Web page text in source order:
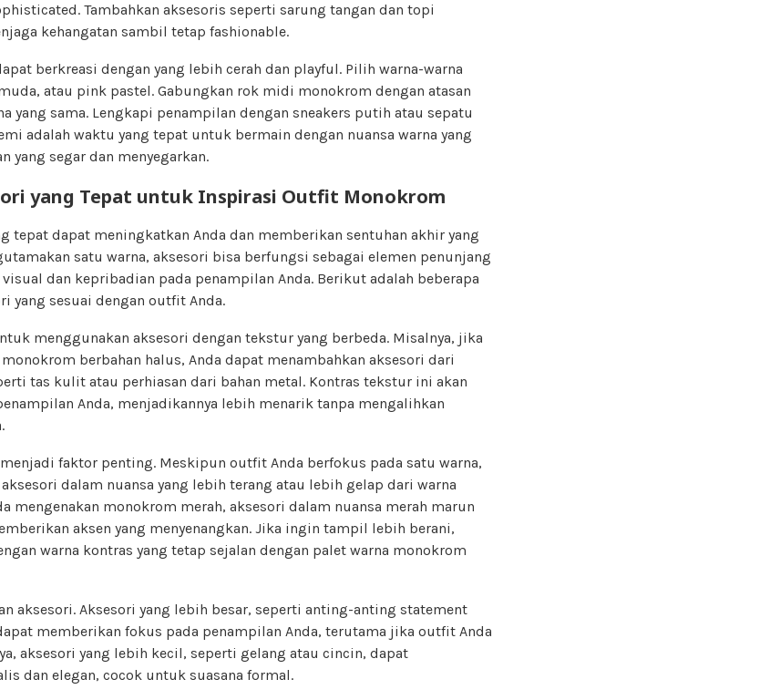
Tambahkan aksesoris seperti sarung tangan dan topi
kehangatan sambil tetap fashionable.
berkreasi dengan yang lebih cerah dan playful. Pilih warna-warna
atau pink pastel. Gabungkan rok midi monokrom dengan atasan
yang sama. Lengkapi penampilan dengan sneakers putih atau sepatu
adalah waktu yang tepat untuk bermain dengan nuansa warna yang
yang segar dan menyegarkan.
yang Tepat untuk Inspirasi Outfit Monokrom
tepat dapat meningkatkan Anda dan memberikan sentuhan akhir yang
satu warna, aksesori bisa berfungsi sebagai elemen penunjang
dan kepribadian pada penampilan Anda. Berikut adalah beberapa
yang sesuai dengan outfit Anda.
menggunakan aksesori dengan tekstur yang berbeda. Misalnya, jika
berbahan halus, Anda dapat menambahkan aksesori dari
tas kulit atau perhiasan dari bahan metal. Kontras tekstur ini akan
Anda, menjadikannya lebih menarik tanpa mengalihkan
faktor penting. Meskipun outfit Anda berfokus pada satu warna,
dalam nuansa yang lebih terang atau lebih gelap dari warna
mengenakan monokrom merah, aksesori dalam nuansa merah marun
aksen yang menyenangkan. Jika ingin tampil lebih berani,
warna kontras yang tetap sejalan dengan palet warna monokrom
aksesori. Aksesori yang lebih besar, seperti anting-anting statement
memberikan fokus pada penampilan Anda, terutama jika outfit Anda
aksesori yang lebih kecil, seperti gelang atau cincin, dapat
dan elegan, cocok untuk suasana formal.